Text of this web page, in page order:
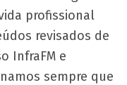
profissional
revisados de
InfraFM e
sempre que